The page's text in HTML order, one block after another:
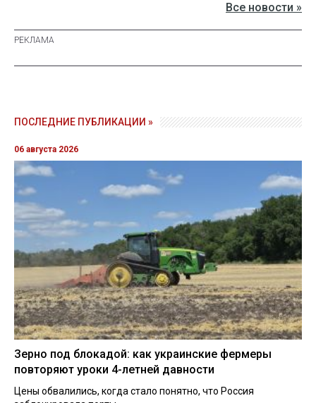
Все новости »
ПОСЛЕДНИЕ ПУБЛИКАЦИИ »
06 августа 2026
Зерно под блокадой: как украинские фермеры
повторяют уроки 4-летней давности
Цены обвалились, когда стало понятно, что Россия